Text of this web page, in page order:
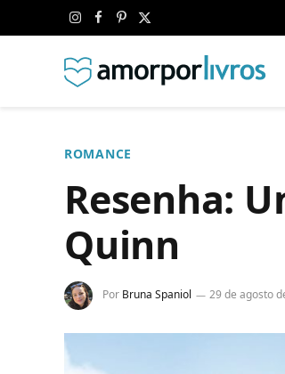
Instagram
Facebook
Pinterest
X
ROMANCE
Resenha:
Quinn
Por Bruna Spaniol 29 de agosto